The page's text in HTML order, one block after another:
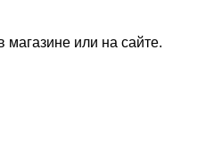
магазине или на сайте.